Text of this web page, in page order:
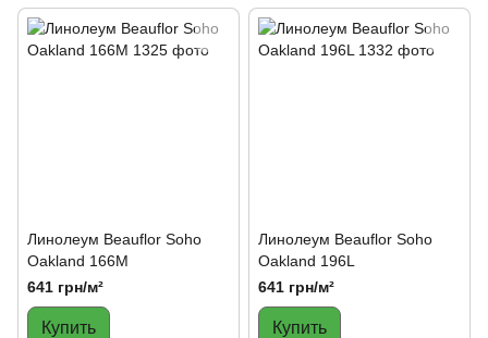
Линолеум Beauflor Soho
Oakland 166M
641 грн/м²
Купить
Линолеум Beauflor Soho
Oakland 196L
641 грн/м²
Купить